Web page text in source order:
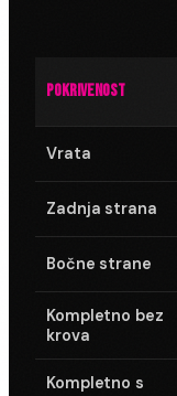
POKRIVENOST
Vrata
Zadnja strana
Bočne strane
Kompletno bez
krova
Kompletno s